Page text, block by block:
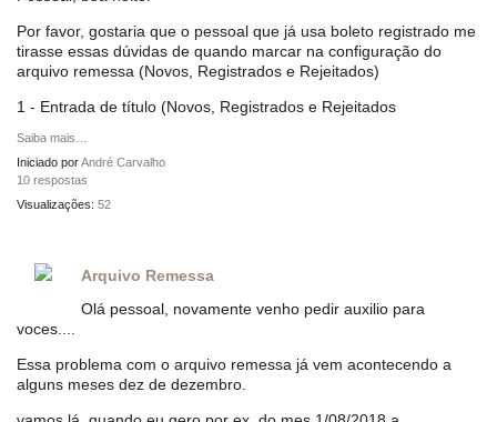
Por favor, gostaria que o pessoal que já usa boleto registrado me
tirasse essas dúvidas de quando marcar na configuração do
arquivo remessa (Novos, Registrados e Rejeitados)
1 - Entrada de título (Novos, Registrados e Rejeitados
Saiba mais…
Iniciado porAndré Carvalho
10 respostas
Visualizações: 52
Arquivo Remessa
Olá pessoal, novamente venho pedir auxilio para
voces....
Essa problema com o arquivo remessa já vem acontecendo a
alguns meses dez de dezembro.